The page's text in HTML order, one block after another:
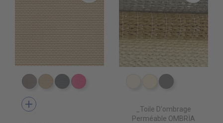
DB0104 TAUPE
DB0113 BEIGE
DB0114 GRIS FONCE
DB0112 FUSHIA
add
PS2000 NATUREL
PS2010 DESERT
PS2020 GRIS
_Toile D'ombrage
Perméable OMBRÏA